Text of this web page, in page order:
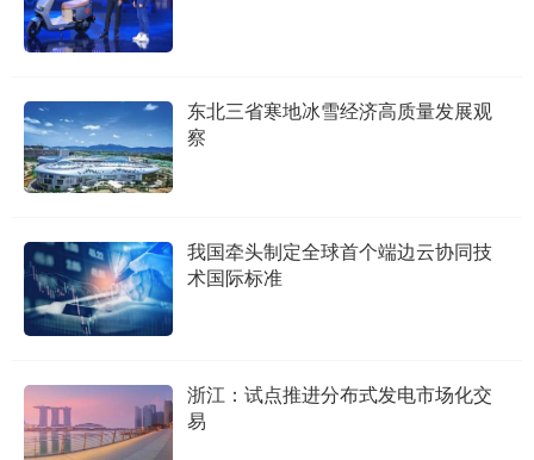
东北三省寒地冰雪经济高质量发展观
察
我国牵头制定全球首个端边云协同技
术国际标准
浙江：试点推进分布式发电市场化交
易